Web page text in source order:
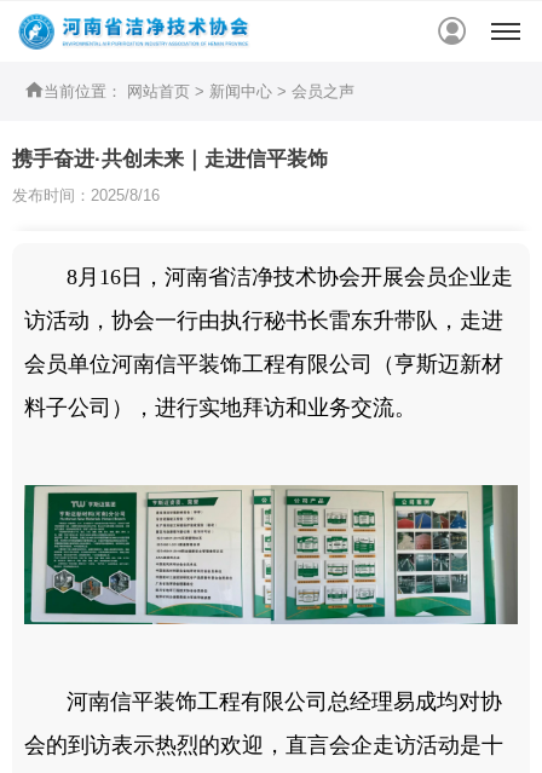

当前位置： 网站首页 > 新闻中心 > 会员之声
携手奋进·共创未来｜走进信平装饰
发布时间：2025/8/16
8月16日，河南省洁净技术协会开展会员企业走
访活动，协会一行由执行秘书长雷东升带队，走进
会员单位河南信平装饰工程有限公司（亨斯迈新材
料子公司），进行实地拜访和业务交流。
河南信平装饰工程有限公司总经理易成均对协
会的到访表示热烈的欢迎，直言会企走访活动是十